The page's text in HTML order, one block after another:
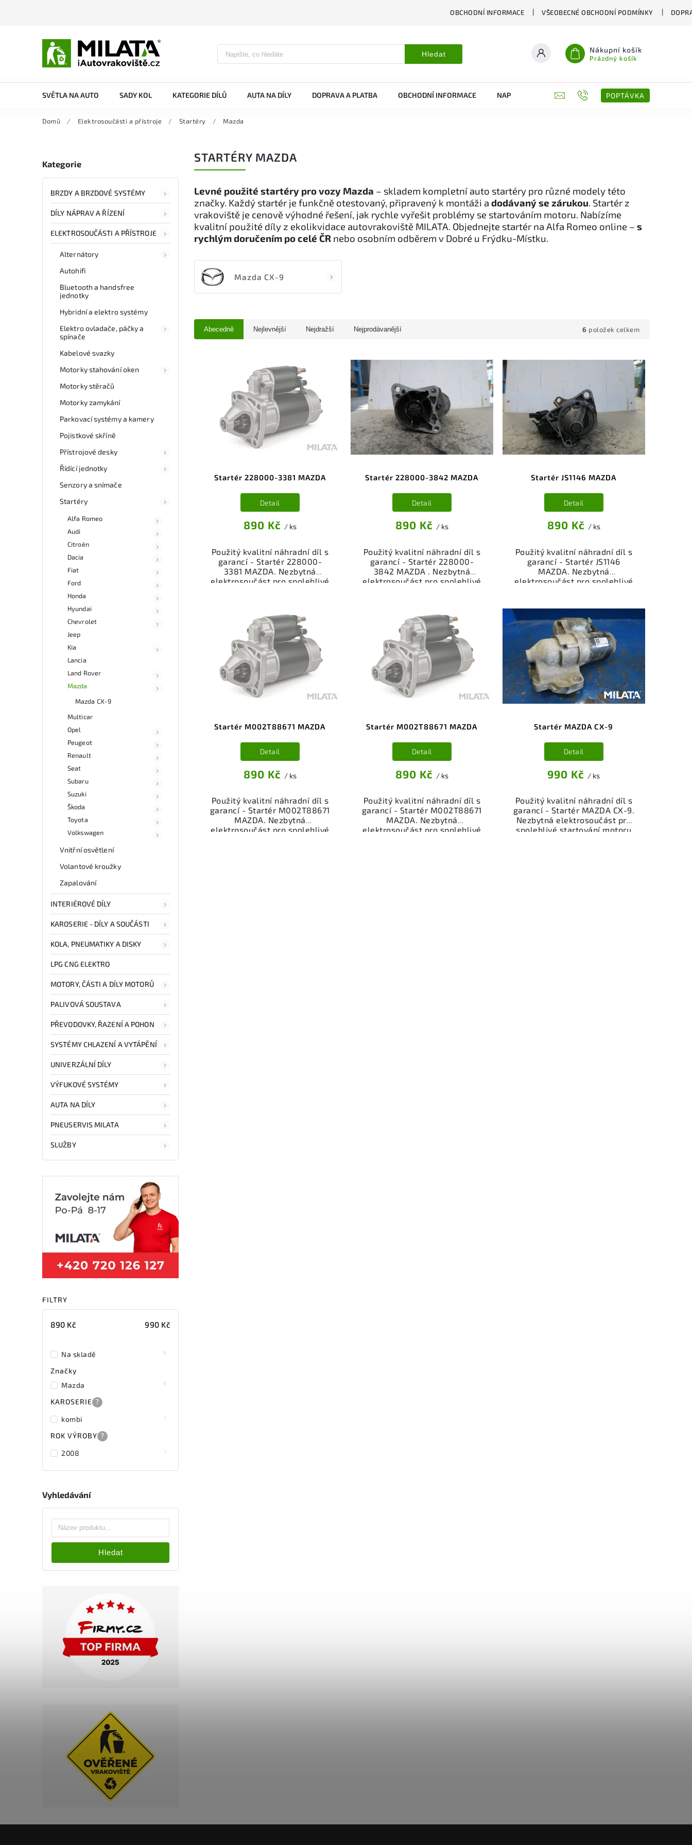
OBCHODNÍ INFORMACE VŠEOBECNÉ OBCHODNÍ PODMÍNKY
Hledat Nákupní košík
Prázdný košík
SVĚTLA NA AUTO SADY KOL KATEGORIE DÍLŮ AUTA NA DÍLY DOPRAVA A PLATBA OBCHODNÍ INFORMACE NAPIŠTE NÁM KONTAKTY POPTÁVKA
Domů / Elektrosoučásti a přístroje / Startéry / Mazda
Kategorie
BRZDY A BRZDOVÉ SYSTÉMY
DÍLY NÁPRAV A ŘÍZENÍ
ELEKTROSOUČÁSTI A PŘÍSTROJE
Alternátory
Autohifi
Bluetooth a handsfree
jednotky
Hybridní a elektro systémy
Elektro ovladače, páčky a
spínače
Kabelové svazky
Motorky stahování oken
Motorky stěračů
Motorky zamykání
Parkovací systémy a kamery
Pojistkové skříně
Přístrojové desky
Řídící jednotky
Senzory a snímače
Startéry
Alfa Romeo
Audi
Citroën
Dacia
Fiat
Ford
Honda
Hyundai
Chevrolet
Jeep
Kia
Lancia
Land Rover
Mazda
Mazda CX-9
Multicar
Opel
Peugeot
Renault
Seat
Subaru
Suzuki
Škoda
Toyota
Volkswagen
Vnitřní osvětlení
Volantové kroužky
Zapalování
INTERIÉROVÉ DÍLY
KAROSERIE - DÍLY A SOUČÁSTI
KOLA, PNEUMATIKY A DISKY
LPG CNG ELEKTRO
MOTORY, ČÁSTI A DÍLY MOTORŮ
PALIVOVÁ SOUSTAVA
PŘEVODOVKY, ŘAZENÍ A POHON
SYSTÉMY CHLAZENÍ A VYTÁPĚNÍ
UNIVERZÁLNÍ DÍLY
VÝFUKOVÉ SYSTÉMY
AUTA NA DÍLY
PNEUSERVIS MILATA
SLUŽBY
FILTRY
890 Kč 990 Kč
Na skladě 6
Značky
Mazda
6
KAROSERIE ?
kombi
1
ROK VÝROBY ?
2008
1
Vyhledávání
Hledat
STARTÉRY MAZDA
Levné použité startéry pro vozy Mazda – skladem kompletní auto startéry pro různé modely této
značky. Každý startér je funkčně otestovaný, připravený k montáži a dodávaný se zárukou. Startér z
vrakoviště je cenově výhodné řešení, jak rychle vyřešit problémy se startováním motoru. Nabízíme
kvalitní použité díly z ekolikvidace autovrakoviště MILATA. Objednejte startér na Alfa Romeo online – s
rychlým doručením po celé ČR nebo osobním odběrem v Dobré u Frýdku-Místku.
Mazda CX-9
Abecedně Nejlevnější Nejdražší Nejprodávanější 6 položek celkem
Startér 228000-3381 MAZDA
890 Kč / ks
Detail
Použitý kvalitní náhradní díl s
garancí - Startér 228000-
3381 MAZDA. Nezbytná
elektrosoučást pro spolehlivé
montáži. Nabízíme osobní
odběr nebo rychlé doručení
přes e-shop. Samozřejmostí je
garance vrácení peněz v
případě nespokojenosti.
Startér 228000-3842 MAZDA
890 Kč / ks
Detail
Použitý kvalitní náhradní díl s
garancí - Startér 228000-
3842 MAZDA . Nezbytná
elektrosoučást pro spolehlivé
montáži. Nabízíme osobní
odběr nebo rychlé doručení
přes e-shop. Samozřejmostí je
garance vrácení peněz v
případě nespokojenosti.
Startér JS1146 MAZDA
890 Kč / ks
Detail
Použitý kvalitní náhradní díl s
garancí - Startér JS1146
MAZDA. Nezbytná
elektrosoučást pro spolehlivé
100% funkční a připravený k
montáži. Nabízíme osobní
odběr nebo rychlé doručení
přes e-shop. Samozřejmostí je
garance vrácení peněz v
případě nespokojenosti.
Startér M002T88671 MAZDA
890 Kč / ks
Detail
Použitý kvalitní náhradní díl s
garancí - Startér M002T88671
MAZDA. Nezbytná
elektrosoučást pro spolehlivé
Startér M002T88671 MAZDA
890 Kč / ks
Detail
Použitý kvalitní náhradní díl s
garancí - Startér M002T88671
MAZDA. Nezbytná
elektrosoučást pro spolehlivé
Startér MAZDA CX-9
990 Kč / ks
Detail
Použitý kvalitní náhradní díl s
garancí - Startér MAZDA CX-9.
Nezbytná elektrosoučást pro
spolehlivé startování motoru